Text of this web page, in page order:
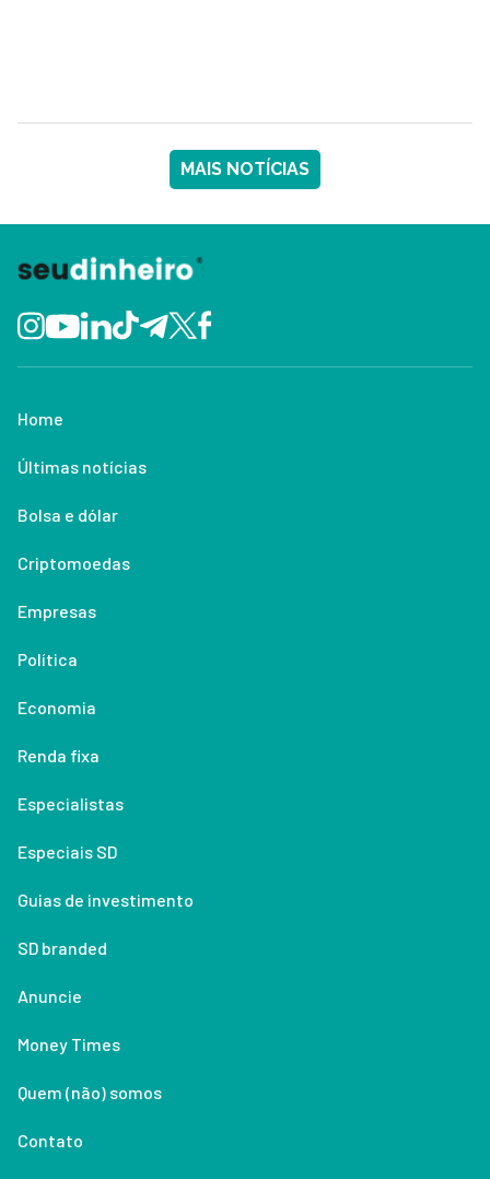
MAIS NOTÍCIAS
Home
Últimas notícias
Bolsa e dólar
Criptomoedas
Empresas
Política
Economia
Renda fixa
Especialistas
Especiais SD
Guias de investimento
SD branded
Anuncie
Money Times
Quem (não) somos
Contato